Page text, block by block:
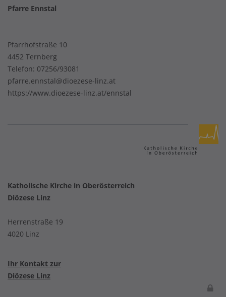
Pfarre Ennstal
Pfarrhofstraße 10
4452 Ternberg
Telefon: 07256/93081
pfarre.ennstal@dioezese-linz.at
https://www.dioezese-linz.at/ennstal
Katholische Kirche in Oberösterreich
Diözese Linz
Herrenstraße 19
4020 Linz
Ihr Kontakt zur
Diözese Linz